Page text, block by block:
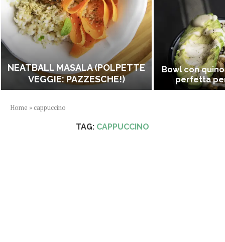
NEATBALL MASALA (POLPETTE
VEGGIE: PAZZESCHE!)
Bowl con
perfetta
Home » cappuccino
TAG: CAPPUCCINO